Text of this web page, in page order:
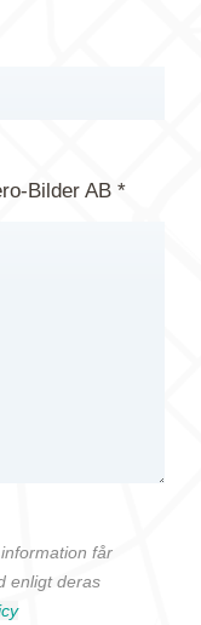
Bilder AB *
får
enligt deras